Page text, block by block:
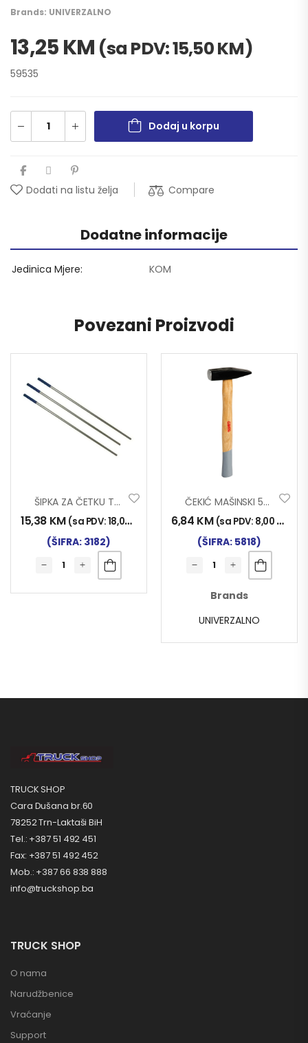
Brands: UNIVERZALNO
13,25KM (sa PDV:15,50KM)
59535
Dodaj u korpu
Dodati na listu želja Compare
Dodatne informacije
Jedinica Mjere KOM
Povezani Proizvodi
ŠIPKA ZA ČETKU TELESKOP 3m
15,38 KM (sa PDV:18,00
(ŠIFRA: 3182)
ČEKIĆ MAŠINSKI 500g
6,84 KM (sa PDV: 8,00 KM
(ŠIFRA: 5818)
Brands
UNIVERZALNO
TRUCK SHOP
Cara Dušana br.60
78252 Trn-Laktaši BiH
Tel.: +387 51 492 451
Fax: +387 51 492 452
Mob.: +387 66 838 888
info@truckshop.ba
TRUCK SHOP
O nama
Narudžbenice
Vraćanje
Support